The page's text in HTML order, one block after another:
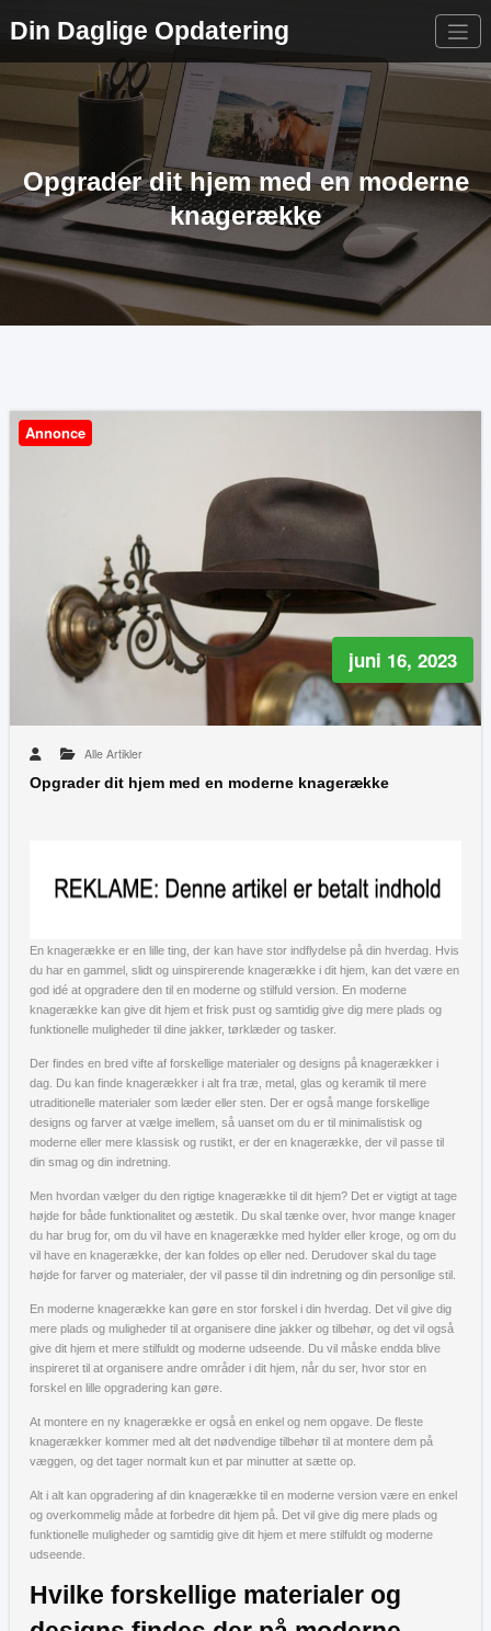
Din Daglige Opdatering
Opgrader dit hjem med en moderne
knagerække
Annonce
juni 16, 2023
Alle Artikler
Opgrader dit hjem med en moderne knagerække
En knagerække er en lille ting, der kan have stor indflydelse på din hverdag. Hvis
du har en gammel, slidt og uinspirerende knagerække i dit hjem, kan det være en
god idé at opgradere den til en moderne og stilfuld version. En moderne
knagerække kan give dit hjem et frisk pust og samtidig give dig mere plads og
funktionelle muligheder til dine jakker, tørklæder og tasker.
Der findes en bred vifte af forskellige materialer og designs på knagerækker i
dag. Du kan finde knagerækker i alt fra træ, metal, glas og keramik til mere
utraditionelle materialer som læder eller sten. Der er også mange forskellige
designs og farver at vælge imellem, så uanset om du er til minimalistisk og
moderne eller mere klassisk og rustikt, er der en knagerække, der vil passe til
din smag og din indretning.
Men hvordan vælger du den rigtige knagerække til dit hjem? Det er vigtigt at tage
højde for både funktionalitet og æstetik. Du skal tænke over, hvor mange knager
du har brug for, om du vil have en knagerække med hylder eller kroge, og om du
vil have en knagerække, der kan foldes op eller ned. Derudover skal du tage
højde for farver og materialer, der vil passe til din indretning og din personlige stil.
En moderne knagerække kan gøre en stor forskel i din hverdag. Det vil give dig
mere plads og muligheder til at organisere dine jakker og tilbehør, og det vil også
give dit hjem et mere stilfuldt og moderne udseende. Du vil måske endda blive
inspireret til at organisere andre områder i dit hjem, når du ser, hvor stor en
forskel en lille opgradering kan gøre.
At montere en ny knagerække er også en enkel og nem opgave. De fleste
knagerækker kommer med alt det nødvendige tilbehør til at montere dem på
væggen, og det tager normalt kun et par minutter at sætte op.
Alt i alt kan opgradering af din knagerække til en moderne version være en enkel
og overkommelig måde at forbedre dit hjem på. Det vil give dig mere plads og
funktionelle muligheder og samtidig give dit hjem et mere stilfuldt og moderne
udseende.
Hvilke forskellige materialer og